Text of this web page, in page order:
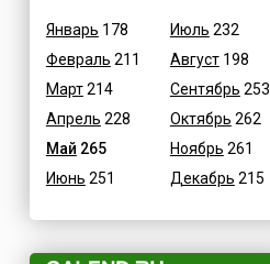
Израиль
Индия
Иордания
Ирак
Иран
Ирландия
Исландия
Детские
В честь икон
Дни памяти святых
Конституционные
Культурные
Масс-медийные
Январь 178
Февраль 211
Март214
Апрель 228
Май 265
Июнь 251
Июль 232
Август198
Сентябрь 253
Октябрь 262
Ноябрь 261
Декабрь 215